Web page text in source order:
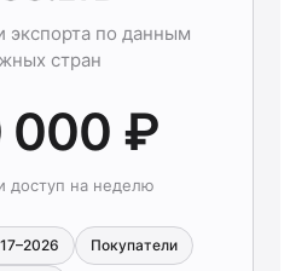
экспорта по данным
стран
000 ₽
доступ на неделю
Покупатели